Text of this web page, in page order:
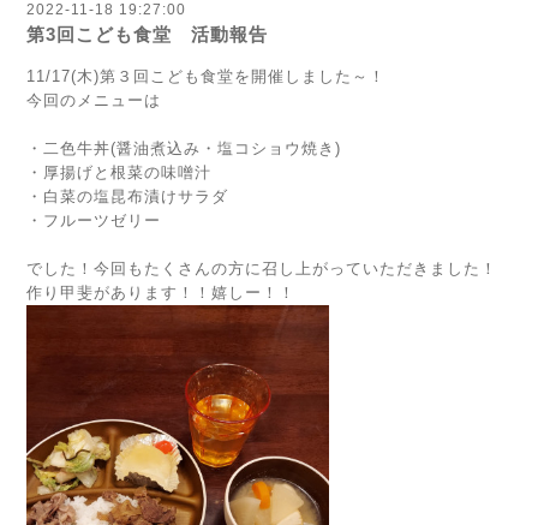
2022-11-18 19:27:00
第3回こども食堂 活動報告
11/17(木)第３回こども食堂を開催しました～！
今回のメニューは
・二色牛丼(醤油煮込み・塩コショウ焼き)
・厚揚げと根菜の味噌汁
・白菜の塩昆布漬けサラダ
・フルーツゼリー
でした！今回もたくさんの方に召し上がっていただきました！
作り甲斐があります！！嬉しー！！